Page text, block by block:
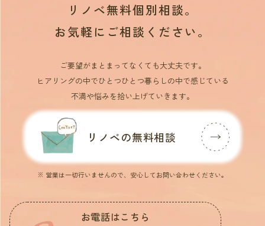
リノベ無料個別相談。
お気軽にご相談ください。
ご要望がまとまってなくても大丈夫です。
ヒアリングの中でひとつひとつ暮らしの中で感じている
不満や悩みを拾い上げていきます。
リノベの無料相談
※ 営業は一切行いませんので、安心してお問い合わせください。
お電話はこちら